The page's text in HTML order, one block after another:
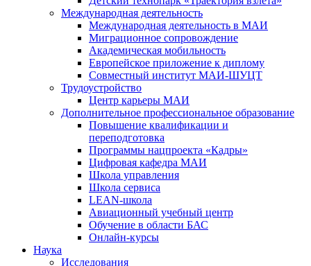
Международная деятельность
Международная деятельность в МАИ
Миграционное сопровождение
Академическая мобильность
Европейское приложение к диплому
Совместный институт МАИ-ШУЦТ
Трудоустройство
Центр карьеры МАИ
Дополнительное профессиональное образование
Повышение квалификации и
переподготовка
Программы нацпроекта «Кадры»
Цифровая кафедра МАИ
Школа управления
Школа сервиса
LEAN-школа
Авиационный учебный центр
Обучение в области БАС
Онлайн-курсы
Наука
Исследования